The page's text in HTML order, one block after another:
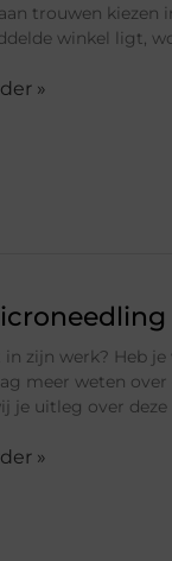
trouwen kiezen
winkel ligt,
»
zijn werk? Heb je
meer weten over
je uitleg over deze
»